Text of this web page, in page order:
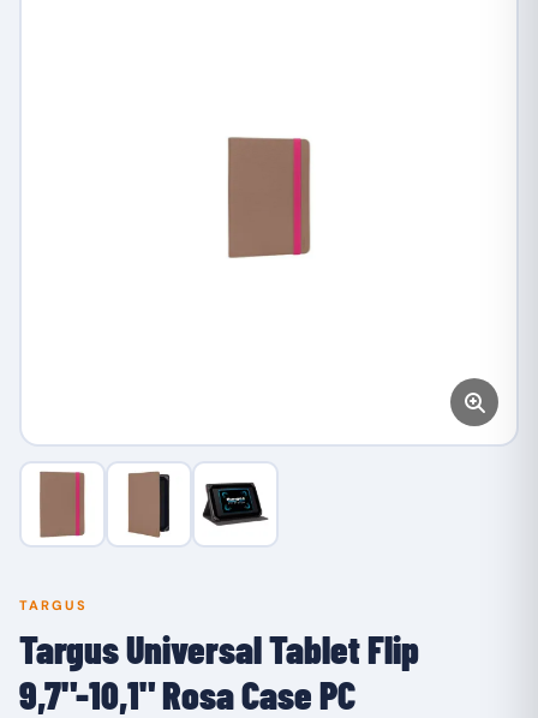
TARGUS
Targus Universal Tablet Flip
9,7"-10,1" Rosa Case PC